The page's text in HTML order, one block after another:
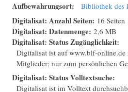
Aufbewahrungsort: Bibliothek des
Digitalisat: Anzahl Seiten: 16 Seiten
Digitalisat: Datenmenge: 2,6 MB
Digitalisat: Status Zugänglichkeit:
Digitalisat ist auf www.blf-
Mitglieder; nur zum persönlichen
Digitalisat: Status Volltextsuche:
Digitalisat ist im Volltext